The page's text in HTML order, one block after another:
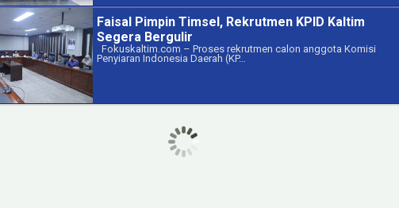
Faisal Pimpin Timsel, Rekrutmen KPID Kaltim
Segera Bergulir
Fokuskaltim.com – Proses rekrutmen calon anggota Komisi
Penyiaran Indonesia Daerah (KP…